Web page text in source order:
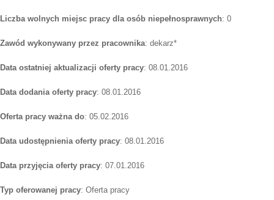
Liczba wolnych miejsc pracy dla osób niepełnosprawnych: 0
Zawód wykonywany przez pracownika: dekarz*
Data ostatniej aktualizacji oferty pracy: 08.01.2016
Data dodania oferty pracy: 08.01.2016
Oferta pracy ważna do: 05.02.2016
Data udostępnienia oferty pracy: 08.01.2016
Data przyjęcia oferty pracy: 07.01.2016
Typ oferowanej pracy: Oferta pracy